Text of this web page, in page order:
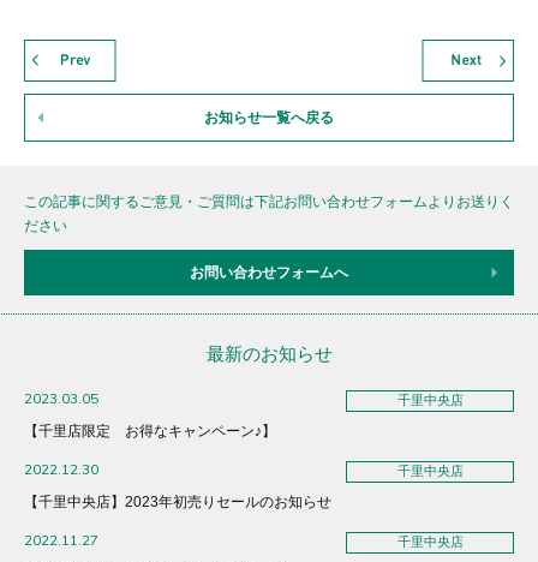
お知らせ一覧へ戻る
この記事に関するご意見・ご質問は下記お問い合わせフォームよりお送りく
ださい
お問い合わせフォームへ
最新のお知らせ
2023.03.05 千里中央店
【千里店限定 お得なキャンペーン♪】
2022.12.30 千里中央店
【千里中央店】2023年初売りセールのお知らせ
2022.11.27 千里中央店